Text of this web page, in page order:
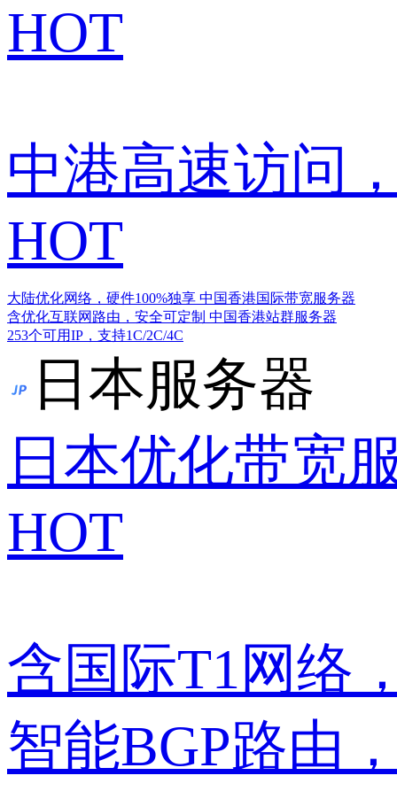
HOT
中港高速访问
HOT
大陆优化网络，硬件100%独享 中国香港国际带宽服务器
含优化互联网路由，安全可定制 中国香港站群服务器
253个可用IP，支持1C/2C/4C
日本服务器
日本优化带宽
HOT
含国际T1网络
智能BGP路由